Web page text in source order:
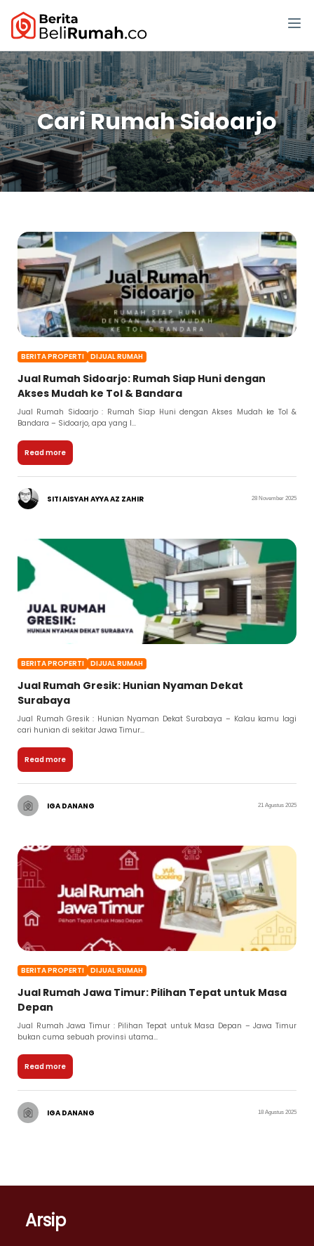
Cari Rumah Sidoarjo
BERITA PROPERTI DIJUAL RUMAH
Jual Rumah Sidoarjo: Rumah Siap Huni dengan
Akses Mudah ke Tol & Bandara
Jual Rumah Sidoarjo : Rumah Siap Huni dengan Akses Mudah ke Tol &
Bandara – Sidoarjo, apa yang l...
Read more
SITI AISYAH AYYA AZ ZAHIR 28 November 2025
BERITA PROPERTI DIJUAL RUMAH
Jual Rumah Gresik: Hunian Nyaman Dekat
Surabaya
Jual Rumah Gresik : Hunian Nyaman Dekat Surabaya – Kalau kamu lagi
cari hunian di sekitar Jawa Timur...
Read more
IGA DANANG 21 Agustus 2025
BERITA PROPERTI DIJUAL RUMAH
Jual Rumah Jawa Timur: Pilihan Tepat untuk Masa
Depan
Jual Rumah Jawa Timur : Pilihan Tepat untuk Masa Depan – Jawa Timur
bukan cuma sebuah provinsi utama...
Read more
IGA DANANG 18 Agustus 2025
Arsip